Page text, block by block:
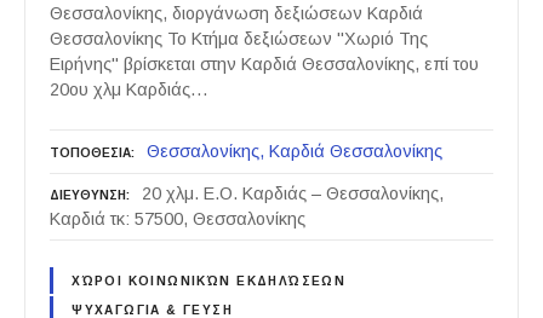
Θεσσαλονίκης, διοργάνωση δεξιώσεων Καρδιά
Θεσσαλονίκης Το Κτήμα δεξιώσεων "Χωριό Της
Ειρήνης" βρίσκεται στην Καρδιά Θεσσαλονίκης, επί του
20ου χλμ Καρδιάς…
ΤΟΠΟΘΕΣΙΑ Θεσσαλονίκης Καρδιά Θεσσαλονίκης
ΔΙΕΥΘΥΝΣΗ
20 χλμ. Ε.Ο. Καρδιάς – Θεσσαλονίκης,
Καρδιά τκ: 57500, Θεσσαλονίκης
ΧΏΡΟΙ ΚΟΙΝΩΝΙΚΏΝ ΕΚΔΗΛΏΣΕΩΝ
ΨΥΧΑΓΩΓΙΑ & ΓΕΥΣΗ